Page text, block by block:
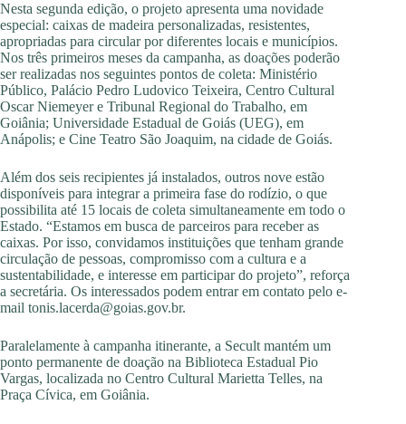
Nesta segunda edição, o projeto apresenta uma novidade
especial: caixas de madeira personalizadas, resistentes,
apropriadas para circular por diferentes locais e municípios.
Nos três primeiros meses da campanha, as doações poderão
ser realizadas nos seguintes pontos de coleta: Ministério
Público, Palácio Pedro Ludovico Teixeira, Centro Cultural
Oscar Niemeyer e Tribunal Regional do Trabalho, em
Goiânia; Universidade Estadual de Goiás (UEG), em
Anápolis; e Cine Teatro São Joaquim, na cidade de Goiás.
Além dos seis recipientes já instalados, outros nove estão
disponíveis para integrar a primeira fase do rodízio, o que
possibilita até 15 locais de coleta simultaneamente em todo o
Estado. “Estamos em busca de parceiros para receber as
caixas. Por isso, convidamos instituições que tenham grande
circulação de pessoas, compromisso com a cultura e a
sustentabilidade, e interesse em participar do projeto”, reforça
a secretária. Os interessados podem entrar em contato pelo e-
mail tonis.lacerda@goias.gov.br.
Paralelamente à campanha itinerante, a Secult mantém um
ponto permanente de doação na Biblioteca Estadual Pio
Vargas, localizada no Centro Cultural Marietta Telles, na
Praça Cívica, em Goiânia.